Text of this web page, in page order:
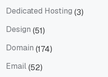
Dedicated Hosting (3)
Design (51)
Domain (174)
Email(52)